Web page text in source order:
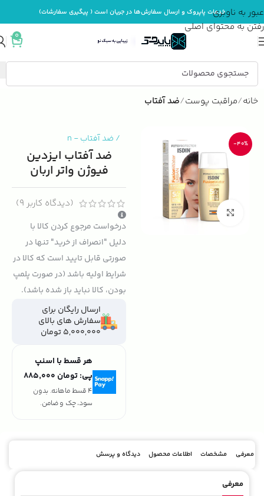
عبور به ناوبری
رفتن به محتوای اصلی
خدمات پاپروک و ارسال سفارش‌ها در جریان است ( پیگیری سفارشات)
0
خانه مراقبت پوست ضد آفتاب
-40%
بزرگنمایی تصویر
/ ضد آفتاب-
n
ضد آفتاب ایزدین
فیوژن واتر اربان
(دیدگاه کاربر 9
)
درخواست مرجوع کردن کالا با
دلیل "انصراف از خرید" تنها در
صورتی قابل تایید است که کالا در
شرایط اولیه باشد (در صورت پلمپ
بودن، کالا نباید باز شده باشد).
ارسال رایگان برای
سفارش های بالای
5,000,000 تومان
هر قسط با اسنپ
پی:تومان ۸۸۵٬۰۰۰
4 قسط ماهانه. بدون
سود، چک و ضامن.
معرفی مشخصات اطلاعات محصول دیدگاه و پرسش
معرفی